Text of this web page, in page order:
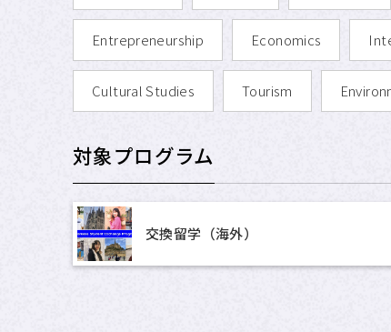
Entrepreneurship Economics
Cultural Studies Tourism
対象プログラム
交換留学（海外）